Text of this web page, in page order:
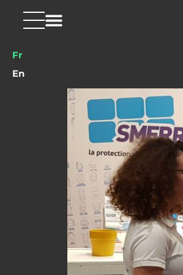
Fr
En